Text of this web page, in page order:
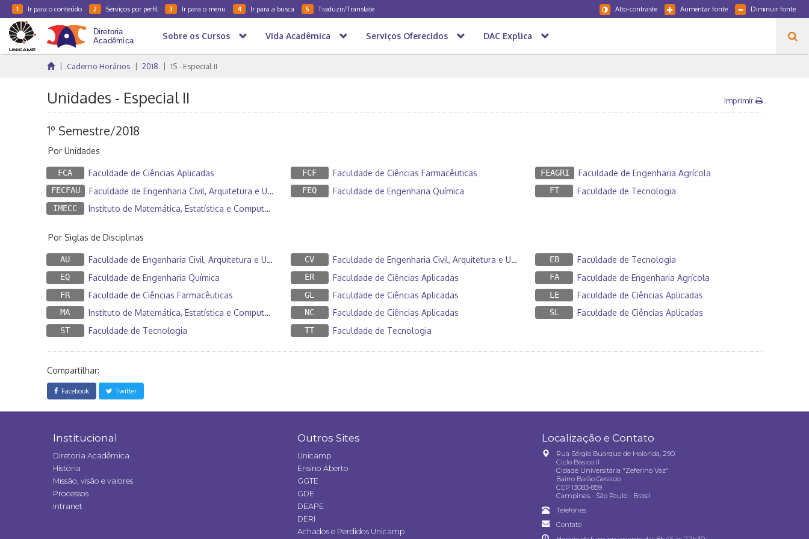
1 Ir para o conteúdo 2 Serviços por perfil 3 Ir para o menu 4 Ir para a busca 5 Traduzir/Translate Diminuir fonte
Aumentar fonte
Alto-contraste
Sobre os Cursos Vida Acadêmica Serviços Oferecidos DAC Explica
Caderno Horários 2018 1S - Especial II
Unidades - Especial II Imprimir
1º Semestre/2018
Por Unidades
FCA Faculdade de Ciências Aplicadas FCF Faculdade de Ciências Farmacêuticas FEAGRI Faculdade de Engenharia Agrícola
FECFAU Faculdade de Engenharia Civil, Arquitetura e Urbanismo FEQ Faculdade de Engenharia Química FT Faculdade de Tecnologia
IMECC Instituto de Matemática, Estatística e Computação Científica
Por Siglas de Disciplinas
AU Faculdade de Engenharia Civil, Arquitetura e Urbanismo CV Faculdade de Engenharia Civil, Arquitetura e Urbanismo EB Faculdade de Tecnologia
EQ Faculdade de Engenharia Química ER Faculdade de Ciências Aplicadas FA Faculdade de Engenharia Agrícola
FR Faculdade de Ciências Farmacêuticas GL Faculdade de Ciências Aplicadas LE Faculdade de Ciências Aplicadas
MA Instituto de Matemática, Estatística e Computação Científica NC Faculdade de Ciências Aplicadas SL Faculdade de Ciências Aplicadas
ST Faculdade de Tecnologia TT Faculdade de Tecnologia
Compartilhar:
Facebook Twitter
Institucional
Diretoria Acadêmica
História
Missão, visão e valores
Processos
Intranet
Outros Sites
Unicamp
Ensino Aberto
GGTE
GDE
DEAPE
DERI
Achados e Perdidos Unicamp
Localização e Contato
Rua Sérgio Buarque de Holanda, 290
Ciclo Básico II
Cidade Universitária "Zeferino Vaz"
Bairro Barão Geraldo
CEP 13083-859
Campinas - São Paulo - Brasil
Telefones
Contato